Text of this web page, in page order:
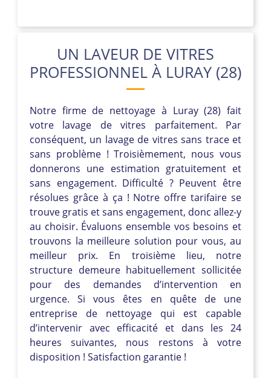
UN LAVEUR DE VITRES
PROFESSIONNEL À LURAY (28)
Notre firme de nettoyage à Luray (28) fait
votre lavage de vitres parfaitement. Par
conséquent, un lavage de vitres sans trace et
sans problème ! Troisièmement, nous vous
donnerons une estimation gratuitement et
sans engagement. Difficulté ? Peuvent être
résolues grâce à ça ! Notre offre tarifaire se
trouve gratis et sans engagement, donc allez-y
au choisir. Évaluons ensemble vos besoins et
trouvons la meilleure solution pour vous, au
meilleur prix. En troisième lieu, notre
structure demeure habituellement sollicitée
pour des demandes d’intervention en
urgence. Si vous êtes en quête de une
entreprise de nettoyage qui est capable
d’intervenir avec efficacité et dans les 24
heures suivantes, nous restons à votre
disposition ! Satisfaction garantie !